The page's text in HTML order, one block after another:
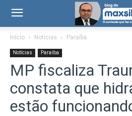
Início Notícias Paraíba
Notícias Paraíba
MP fiscaliza
constata que
estão